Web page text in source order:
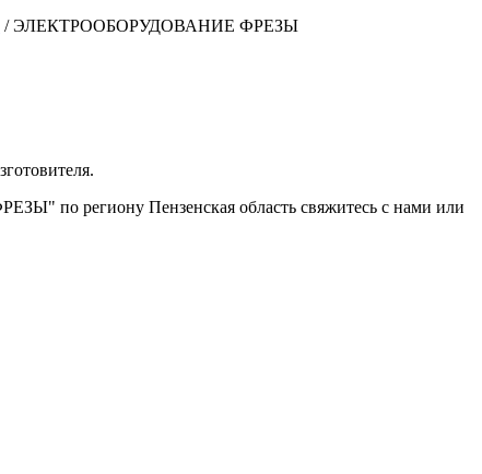
/ЭЛЕКТРООБОРУДОВАНИЕ ФРЕЗЫ
по региону Пензенская область свяжитесь с нами или